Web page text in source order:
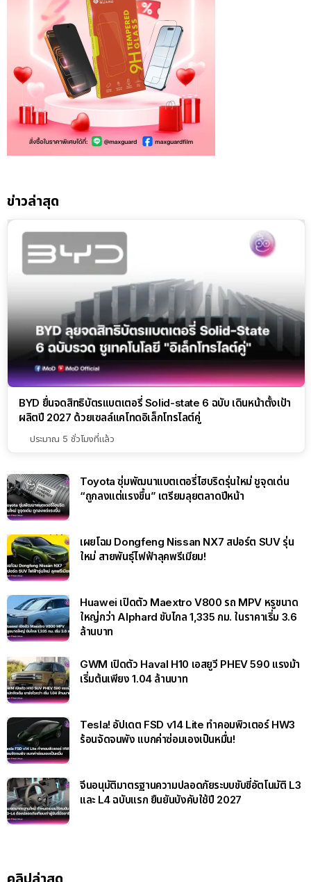
ข่าวล่าสุด
BYD ยื่นจดสิทธิบัตรแบตเตอรี่ Solid-state 6 ฉบับ เดินหน้าตั้งเป้า
ผลิตปี 2027 ด้วยเซลล์แคโทดอิเล็กโทรไลต์คู่
ประมาณ 5 ชั่วโมงที่แล้ว
Toyota ซุ่มพัฒนาแบตเตอรี่ไฮบริดรุ่นใหม่ ชูจุดเด่น
“ถูกลงแต่แรงขึ้น” เตรียมลุยตลาดปีหน้า
เผยโฉม Dongfeng Nissan NX7 สปอร์ต SUV รุ่น
ใหม่ สายพันธุ์ไฟฟ้าลุคพรีเมียม!
Huawei เปิดตัว Maextro V800 รถ MPV หรูขนาด
ใหญ่กว่า Alphard ขับไกล 1,335 กม. ในราคาเริ่ม 3.6
ล้านบาท
GWM เปิดตัว Haval H10 เอสยูวี PHEV 590 แรงม้า
เริ่มต้นเพียง 1.04 ล้านบาท
Tesla! อัปเดต FSD v14 Lite ทำคอมพิวเตอร์ HW3
ร้อนจัดจนพัง แบกค่าซ่อมเองเป็นหมื่น!
จีนอนุมัติมาตรฐานความปลอดภัยระบบขับขี่อัตโนมัติ L3
และ L4 ฉบับแรก ยืนยันบังคับใช้ปี 2027
คลิปล่าสุด